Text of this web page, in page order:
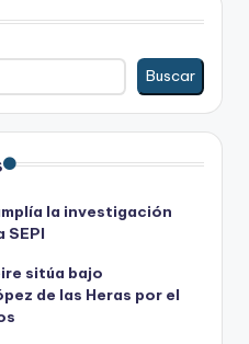
Buscar
la investigación
SEPI
sitúa bajo
de las Heras por el